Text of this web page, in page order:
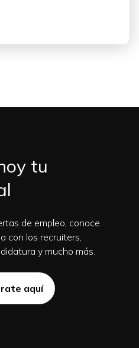
tu
de empleo, conoce
con los recruiters,
y mucho más.
aquí